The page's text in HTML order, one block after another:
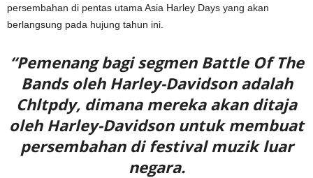
persembahan di pentas utama Asia Harley Days yang akan
berlangsung pada hujung tahun ini.
“Pemenang bagi segmen Battle Of The
Bands oleh Harley-Davidson adalah
Chltpdy, dimana mereka akan ditaja
oleh Harley-Davidson untuk membuat
persembahan di festival muzik luar
negara.